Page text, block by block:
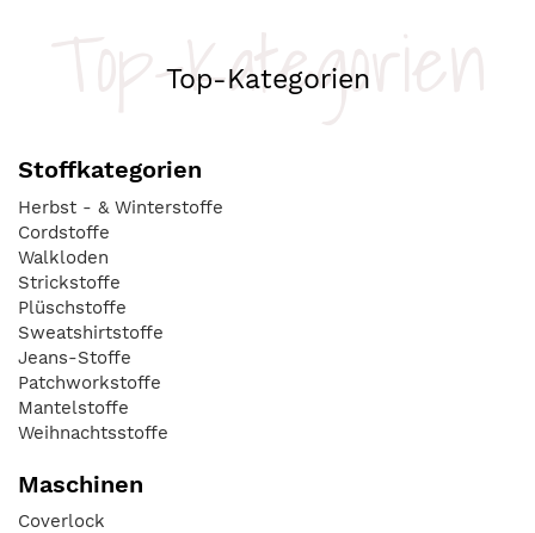
Top-Kategorien
Top-Kategorien
Stoffkategorien
Herbst - & Winterstoffe
Cordstoffe
Walkloden
Strickstoffe
Plüschstoffe
Sweatshirtstoffe
Jeans-Stoffe
Patchworkstoffe
Mantelstoffe
Weihnachtsstoffe
Maschinen
Coverlock